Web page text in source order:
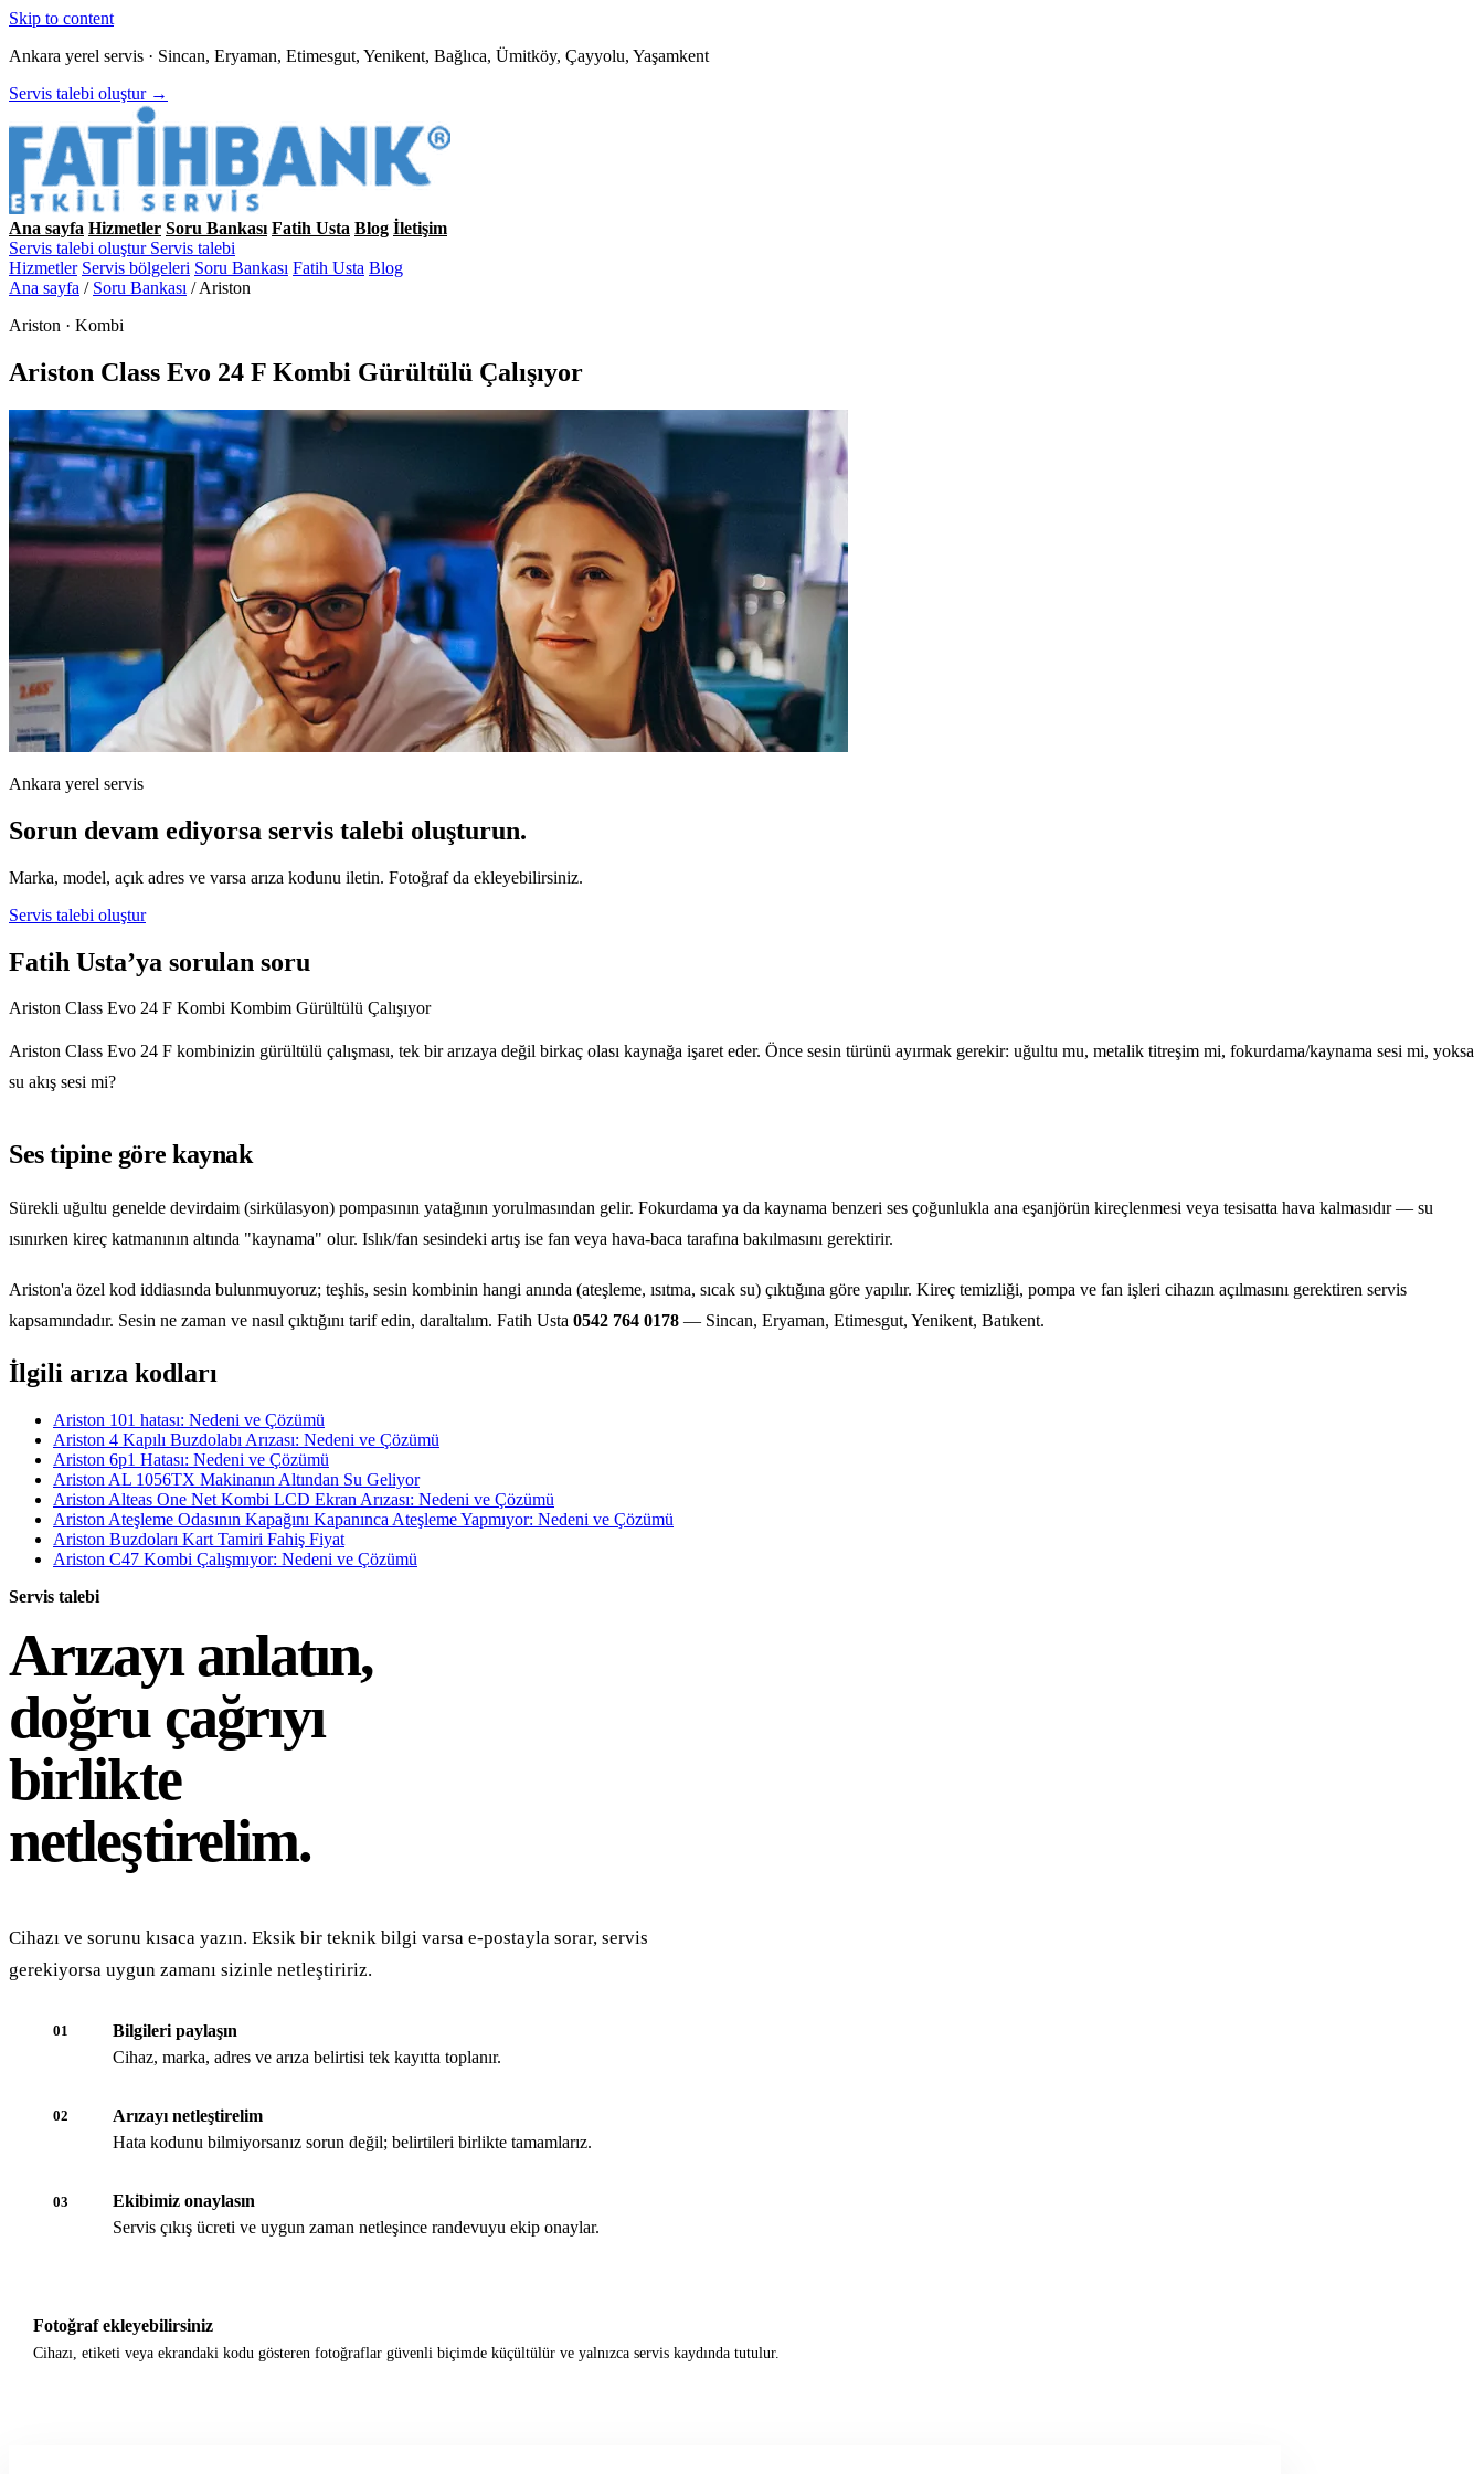
Skip to content
Ankara yerel servis · Sincan, Eryaman, Etimesgut, Yenikent, Bağlıca, Ümitköy, Çayyolu, Yaşamkent
Servis talebi oluştur →
Ana sayfa Hizmetler Soru Bankası Fatih Usta Blog İletişim
Servis talebi oluştur Servis talebi
Hizmetler Servis bölgeleri Soru Bankası Fatih Usta Blog
Ana sayfa / Soru Bankası / Ariston
Ariston · Kombi
Ariston Class Evo 24 F Kombi Gürültülü Çalışıyor
Ankara yerel servis
Sorun devam ediyorsa servis talebi oluşturun.
Marka, model, açık adres ve varsa arıza kodunu iletin. Fotoğraf da ekleyebilirsiniz.
Servis talebi oluştur
Fatih Usta’ya sorulan soru
Ariston Class Evo 24 F Kombi Kombim Gürültülü Çalışıyor
Ariston Class Evo 24 F kombinizin gürültülü çalışması, tek bir arızaya değil birkaç olası kaynağa işaret eder. Önce sesin türünü ayırmak gerekir: uğultu mu, metalik titreşim mi, fokurdama/kaynama sesi mi, yoksa
su akış sesi mi?
Ses tipine göre kaynak
Sürekli uğultu genelde devirdaim (sirkülasyon) pompasının yatağının yorulmasından gelir. Fokurdama ya da kaynama benzeri ses çoğunlukla ana eşanjörün kireçlenmesi veya tesisatta hava kalmasıdır — su
ısınırken kireç katmanının altında "kaynama" olur. Islık/fan sesindeki artış ise fan veya hava-baca tarafına bakılmasını gerektirir.
Ariston'a özel kod iddiasında bulunmuyoruz; teşhis, sesin kombinin hangi anında (ateşleme, ısıtma, sıcak su) çıktığına göre yapılır. Kireç temizliği, pompa ve fan işleri cihazın açılmasını gerektiren servis
kapsamındadır. Sesin ne zaman ve nasıl çıktığını tarif edin, daraltalım. Fatih Usta 0542 764 0178 — Sincan, Eryaman, Etimesgut, Yenikent, Batıkent.
İlgili arıza kodları
Ariston 101 hatası: Nedeni ve Çözümü
Ariston 4 Kapılı Buzdolabı Arızası: Nedeni ve Çözümü
Ariston 6p1 Hatası: Nedeni ve Çözümü
Ariston AL 1056TX Makinanın Altından Su Geliyor
Ariston Alteas One Net Kombi LCD Ekran Arızası: Nedeni ve Çözümü
Ariston Ateşleme Odasının Kapağını Kapanınca Ateşleme Yapmıyor: Nedeni ve Çözümü
Ariston Buzdoları Kart Tamiri Fahiş Fiyat
Ariston C47 Kombi Çalışmıyor: Nedeni ve Çözümü
Servis talebi
Arızayı anlatın,
doğru çağrıyı
birlikte
netleştirelim.
Cihazı ve sorunu kısaca yazın. Eksik bir teknik bilgi varsa e-postayla sorar, servis
gerekiyorsa uygun zamanı sizinle netleştiririz.
01
Bilgileri paylaşın
Cihaz, marka, adres ve arıza belirtisi tek kayıtta toplanır.
02
Arızayı netleştirelim
Hata kodunu bilmiyorsanız sorun değil; belirtileri birlikte tamamlarız.
03
Ekibimiz onaylasın
Servis çıkış ücreti ve uygun zaman netleşince randevuyu ekip onaylar.
Fotoğraf ekleyebilirsiniz
Cihazı, etiketi veya ekrandaki kodu gösteren fotoğraflar güvenli biçimde küçültülür ve yalnızca servis kaydında tutulur.